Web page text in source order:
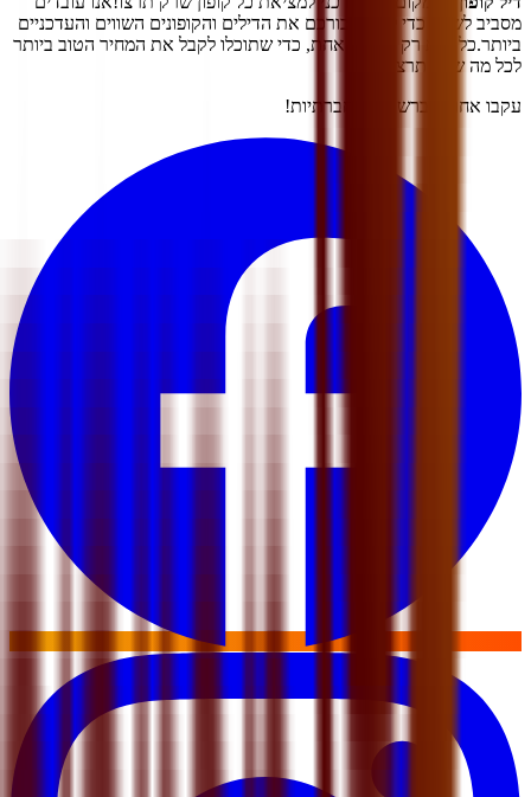
מסביב לשעון כדי לצוד עבורכם את הדילים והקופונים השווים והעדכניים
ביותר.כל זאת רק מסיבה אחת, כדי שתוכלו לקבל את המחיר הטוב ביותר
לכל מה שרק תרצו.
עקבו אחרינו ברשתות החברתיות!